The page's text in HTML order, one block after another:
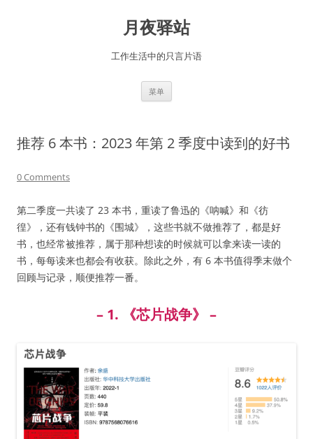
月夜驿站
工作生活中的只言片语
菜单
推荐 6 本书：2023 年第 2 季度中读到的好书
0 Comments
第二季度一共读了 23 本书，重读了鲁迅的《呐喊》和《彷
徨》，还有钱钟书的《围城》，这些书就不做推荐了，都是好
书，也经常被推荐，属于那种想读的时候就可以拿来读一读的
书，每每读来也都会有收获。除此之外，有 6 本书值得季末做个
回顾与记录，顺便推荐一番。
– 1. 《芯片战争》 –